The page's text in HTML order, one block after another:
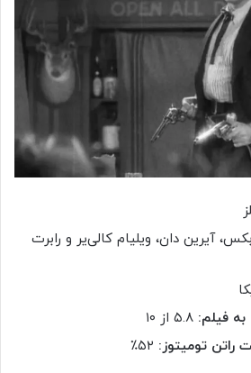
آیرین دان، ویلیام کالی‌یر و رابرت
راتن تومیتوز: